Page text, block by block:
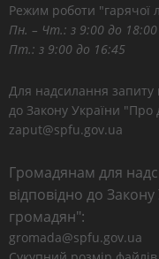
Режим роботи "гарячої
Пн. – Чт.: з 9:00 до 18:00
Пт.: з 9:00 до 16:45
Для надсилання запиту
до Закону України "Про
zaput@spfu.gov.ua
Громадянам для
відповідно до
громадян":
gromada@spfu.gov.ua